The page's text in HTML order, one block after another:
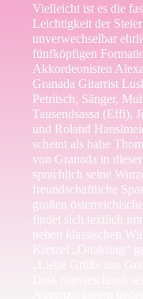
Vielleicht ist es die
Leichtigkeit der
unverwechselbar
fünfköpfigen
Akkordeonisten
Granada Gitarrist
Petritsch, Sänger,
Tausendsassa (Effi),
und Roland
scheint als habe
von Granada in
sprachlich seine
freundschaftliche
großen
findet sich textlich
neben klassischen
Kretzel „Ottakring“